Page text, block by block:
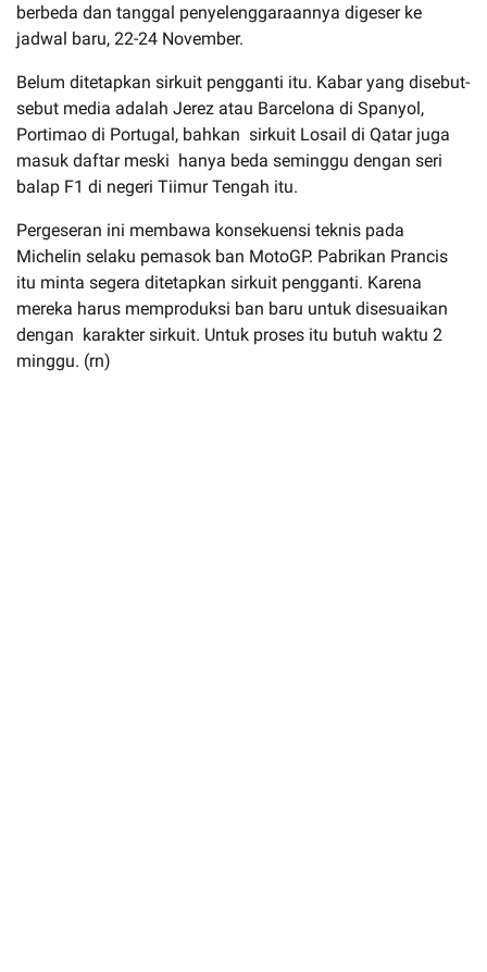
berbeda dan tanggal penyelenggaraannya digeser ke
jadwal baru, 22-24 November.
Belum ditetapkan sirkuit pengganti itu. Kabar yang disebut-
sebut media adalah Jerez atau Barcelona di Spanyol,
Portimao di Portugal, bahkan sirkuit Losail di Qatar juga
masuk daftar meski hanya beda seminggu dengan seri
balap F1 di negeri Tiimur Tengah itu.
Pergeseran ini membawa konsekuensi teknis pada
Michelin selaku pemasok ban MotoGP. Pabrikan Prancis
itu minta segera ditetapkan sirkuit pengganti. Karena
mereka harus memproduksi ban baru untuk disesuaikan
dengan karakter sirkuit. Untuk proses itu butuh waktu 2
minggu. (rn)